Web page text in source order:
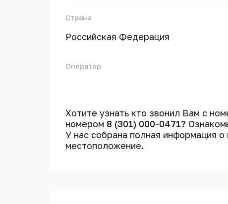
Страна
Российская Федерация
Оператор
Хотите узнать кто звонил Вам с
номером 8 (301) 000-0471?
У нас собрана полная информация о
местоположение.